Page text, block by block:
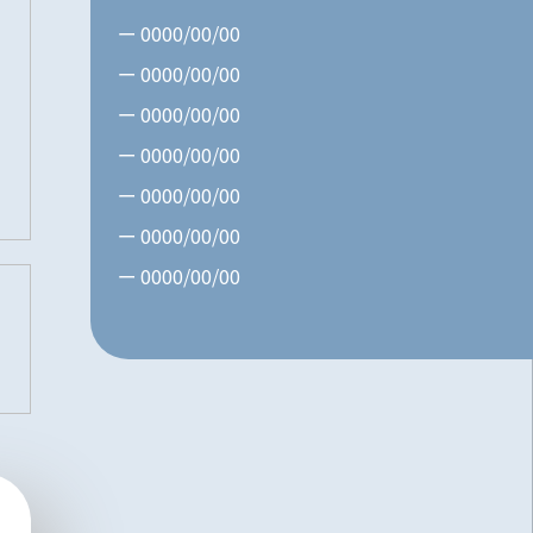
0000/00/00
0000/00/00
0000/00/00
0000/00/00
0000/00/00
0000/00/00
0000/00/00